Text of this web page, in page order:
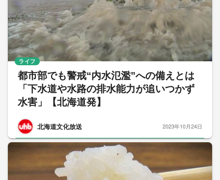
都市部でも警戒“内水氾濫”への備えとは
「下水道や水路の排水能力が追いつかず
水害」【北海道発】
北海道文化放送
ライフ
2023年10月24日